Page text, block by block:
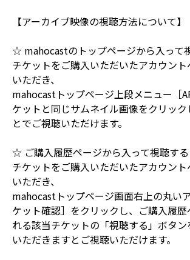
【アーカイブ映像の視聴方法について】
☆ mahocastのトップページから入って
チケットをご購入いただいたアカウン
いただき、
mahocastトップページ上段メニュー［
ケットと同じサムネイル画像をクリッ
とでご視聴いただけます。
☆ ご購入履歴ページから入って視聴す
チケットをご購入いただいたアカウン
いただき、
mahocastトップページ画面右上の丸い
ケット確認］をクリックし、ご購入履
れる該当チケットの「視聴する」ボタ
いただきますとご視聴いただけます。